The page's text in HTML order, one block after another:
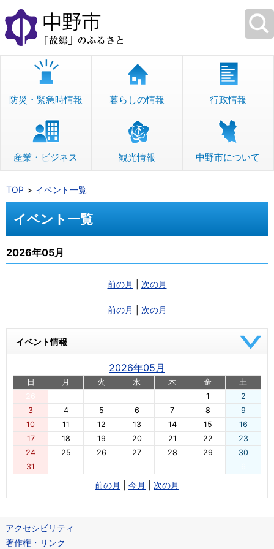
本
文
へ
移
防災・緊急時情報 暮らしの情報 行政情報
産業・ビジネス 観光情報 中野市について
TOP イベント一覧
イベント一覧
2026年05月
前の月 次の月
前の月 次の月
イベント情報
2026年05月
日 月 火 水 木 金
土
1
2
3
4 5 6 7 8
9
10
11 12 13 14 15
16
17
18 19 20 21 22
23
24
25 26 27 28 29
30
31
前の月 今月 次の月
アクセシビリティ
著作権・リンク